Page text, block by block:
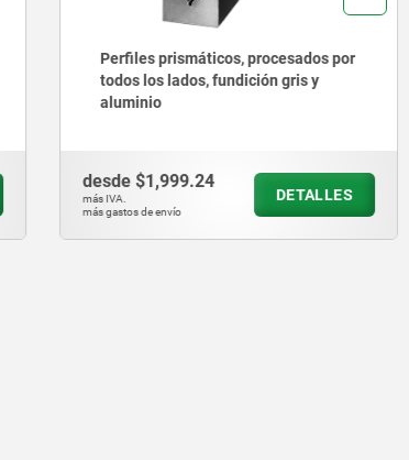
Perfiles prismáticos, procesados por
todos los lados, fundición gris y
aluminio
desde $1,999.24
más IVA.
más gastos de envío
DETALLES